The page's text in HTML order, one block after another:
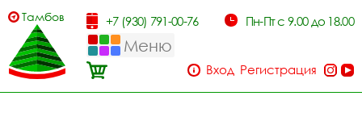
Тамбов +7 (930) 791-00-76 Пн-Пт с 9.00 до 18.00
Меню
Вход Регистрация